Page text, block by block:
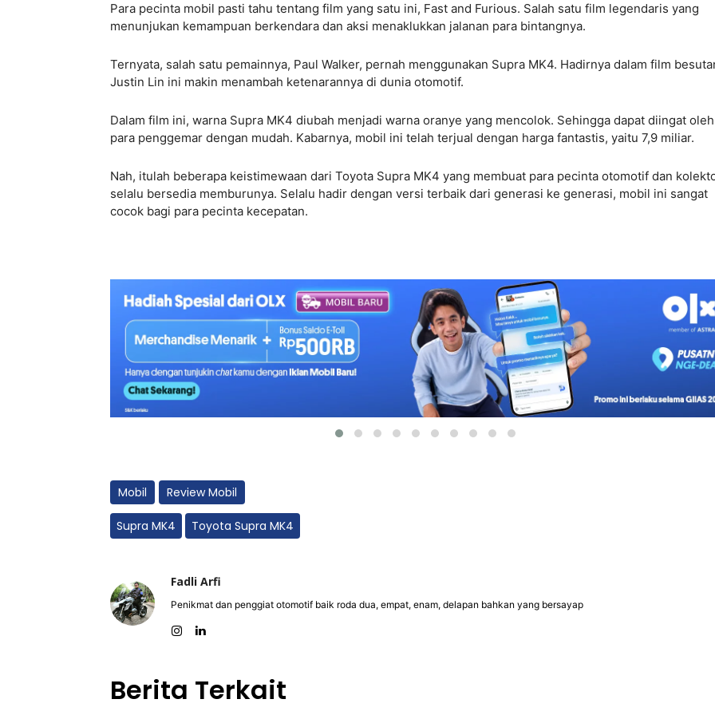
Para pecinta mobil pasti tahu tentang film yang satu ini, Fast and Furious. Salah satu film legendaris yang
menunjukan kemampuan berkendara dan aksi menaklukkan jalanan para bintangnya.
Ternyata, salah satu pemainnya, Paul Walker, pernah menggunakan Supra MK4. Hadirnya dalam film
Justin Lin ini makin menambah ketenarannya di dunia otomotif.
Dalam film ini, warna Supra MK4 diubah menjadi warna oranye yang mencolok. Sehingga dapat diingat oleh
para penggemar dengan mudah. Kabarnya, mobil ini telah terjual dengan harga fantastis, yaitu 7,9 miliar.
Nah, itulah beberapa keistimewaan dari Toyota Supra MK4 yang membuat para pecinta otomotif dan
selalu bersedia memburunya. Selalu hadir dengan versi terbaik dari generasi ke generasi, mobil ini sangat
cocok bagi para pecinta kecepatan.
Mobil Review Mobil
Supra MK4 Toyota Supra MK4
Fadli Arfi
Penikmat dan penggiat otomotif baik roda dua, empat, enam, delapan bahkan yang bersayap
Berita Terkait